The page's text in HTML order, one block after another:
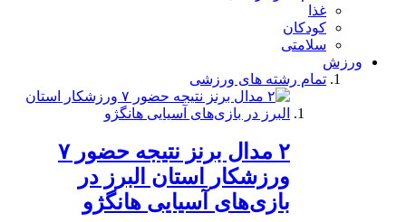
غذا
کودکان
سلامتی
ورزش
تمام رشته های ورزشی
۲ مدال برنز نتیجه حضور ۷
ورزشکار استان البرز در
بازی‌های آسیایی هانگژو